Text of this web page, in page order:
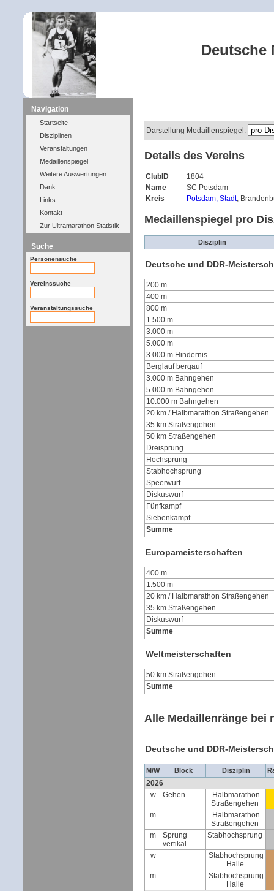
Deutsche
Navigation
Startseite
Disziplinen
Veranstaltungen
Medaillenspiegel
Weitere Auswertungen
Dank
Links
Kontakt
Zur Ultramarathon Statistik
Suche
Personensuche
Vereinssuche
Veranstaltungssuche
Darstellung Medaillenspiegel:
Details des Vereins
ClubID
1804
Name
SC Potsdam
Kreis
Potsdam, Stadt,
Medaillenspiegel pro
Disziplin
Deutsche und DDR-
200 m
400 m
800 m
1.500 m
3.000 m
5.000 m
3.000 m Hindernis
Berglauf bergauf
3.000 m Bahngehen
5.000 m Bahngehen
10.000 m Bahngehen
20 km / Halbmarathon Straßengehen
35 km Straßengehen
50 km Straßengehen
Dreisprung
Hochsprung
Stabhochsprung
Speerwurf
Diskuswurf
Fünfkampf
Siebenkampf
Summe
Europameisterschaften
400 m
1.500 m
20 km / Halbmarathon Straßengehen
35 km Straßengehen
Diskuswurf
Summe
Weltmeisterschaften
50 km Straßengehen
Summe
Alle Medaillenränge bei
Deutsche und DDR-
M/W Block Disziplin
2026
w
Gehen
Halbmarathon
Straßengehen
m
Halbmarathon
Straßengehen
m
Sprung
vertikal
Stabhochsprung
w
Stabhochsprung
Halle
m
Stabhochsprung
Halle